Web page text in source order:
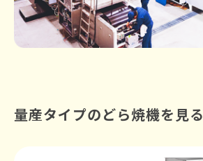
量産タイプのどら焼機を見る